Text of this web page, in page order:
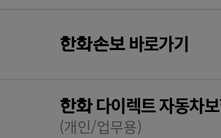
한화손보바로가기
한화다이렉트 자동차
(개인/업무용)